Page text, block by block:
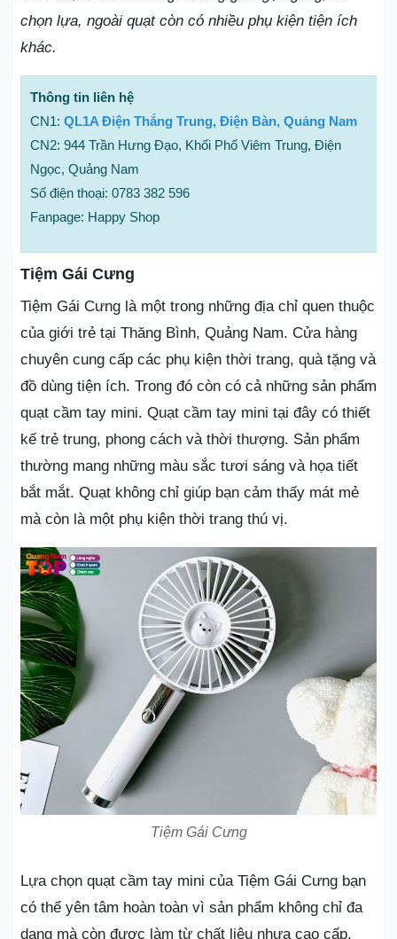
chọn lựa, ngoài quạt còn có nhiều phụ kiện tiện ích
khác.
Thông tin liên hệ
CN1: QL1A Điện Thắng Trung, Điện Bàn, Quảng Nam
CN2: 944 Trần Hưng Đạo, Khối Phố Viêm Trung, Điện
Ngọc, Quảng Nam
Số điện thoại: 0783 382 596
Fanpage: Happy Shop
Tiệm Gái Cưng
Tiệm Gái Cưng là một trong những địa chỉ quen thuộc
của giới trẻ tại Thăng Bình, Quảng Nam. Cửa hàng
chuyên cung cấp các phụ kiện thời trang, quà tặng và
đồ dùng tiện ích. Trong đó còn có cả những sản phẩm
quạt cầm tay mini. Quạt cầm tay mini tại đây có thiết
kế trẻ trung, phong cách và thời thượng. Sản phẩm
thường mang những màu sắc tươi sáng và họa tiết
bắt mắt. Quạt không chỉ giúp bạn cảm thấy mát mẻ
mà còn là một phụ kiện thời trang thú vị.
Tiệm Gái Cưng
Lựa chọn quạt cầm tay mini của Tiệm Gái Cưng bạn
có thể yên tâm hoàn toàn vì sản phẩm không chỉ đa
dạng mà còn được làm từ chất liệu nhựa cao cấp,